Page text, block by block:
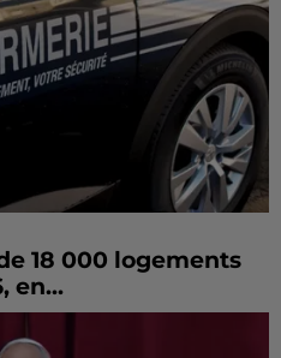
18 000 logements
en...